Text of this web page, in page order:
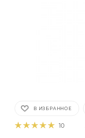
В ИЗБРАННОЕ
10